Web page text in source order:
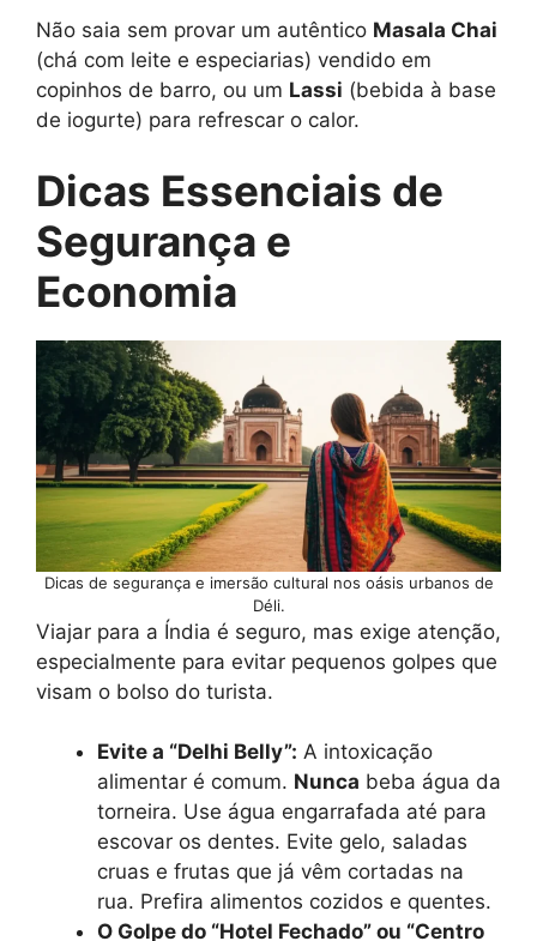
Não saia sem provar um autêntico Masala Chai
(chá com leite e especiarias) vendido em
copinhos de barro, ou um Lassi (bebida à base
de iogurte) para refrescar o calor.
Dicas Essenciais de
Segurança e
Economia
Dicas de segurança e imersão cultural nos oásis urbanos de
Déli.
Viajar para a Índia é seguro, mas exige atenção,
especialmente para evitar pequenos golpes que
visam o bolso do turista.
Evite a “Delhi Belly”: A intoxicação
alimentar é comum. Nunca beba água da
torneira. Use água engarrafada até para
escovar os dentes. Evite gelo, saladas
cruas e frutas que já vêm cortadas na
rua. Prefira alimentos cozidos e quentes.
O Golpe do “Hotel Fechado” ou “Centro